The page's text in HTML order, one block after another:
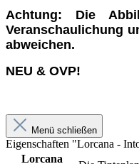
Achtung: Die
Veranschaulichung
abweichen.
NEU & OVP!
Menü schließen
Eigenschaften "Lorcana -
Lorcana